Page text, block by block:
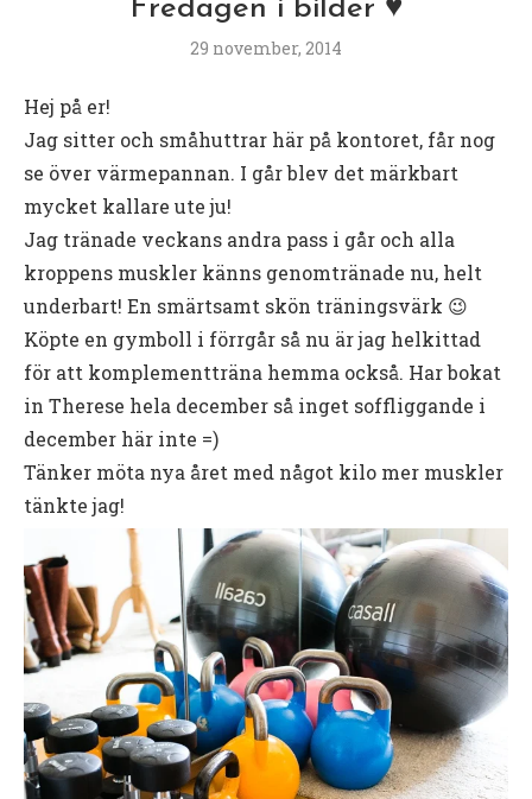
Fredagen i bilder ♥
29 november, 2014
Hej på er!
Jag sitter och småhuttrar här på kontoret, får nog
se över värmepannan. I går blev det märkbart
mycket kallare ute ju!
Jag tränade veckans andra pass i går och alla
kroppens muskler känns genomtränade nu, helt
underbart! En smärtsamt skön träningsvärk 😉
Köpte en gymboll i förrgår så nu är jag helkittad
för att komplementträna hemma också. Har bokat
in Therese hela december så inget soffliggande i
december här inte =)
Tänker möta nya året med något kilo mer muskler
tänkte jag!